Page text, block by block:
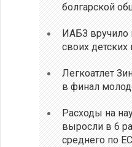
болгарской
ИАБЗ вручило
своих детских
Легкоатлет
в финал
Расходы на
выросли в 6
среднего по